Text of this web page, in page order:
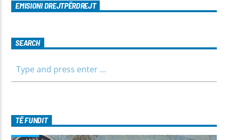
EMISIONI DREJTPËRDREJT
SEARCH
TË FUNDIT